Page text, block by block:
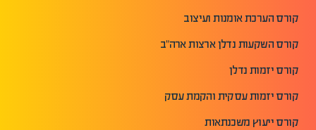
קורס הערכת אומנות ועיצוב
קורס השקעות נדלן ארצות ארה"ב
קורס יזמות נדלן
קורס יזמות עסקית והקמת עסק
קורס ייעוץ משכנתאות